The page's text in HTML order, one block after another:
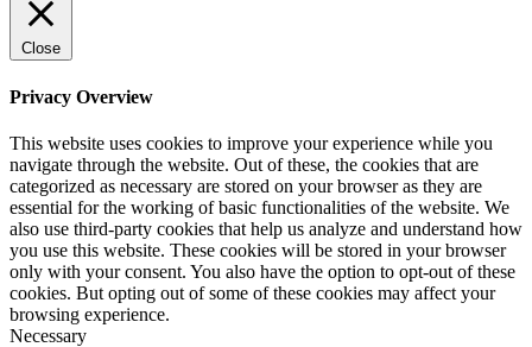
Close
Privacy Overview
This website uses cookies to improve your experience while you
navigate through the website. Out of these, the cookies that are
categorized as necessary are stored on your browser as they are
essential for the working of basic functionalities of the website. We
also use third-party cookies that help us analyze and understand how
you use this website. These cookies will be stored in your browser
only with your consent. You also have the option to opt-out of these
cookies. But opting out of some of these cookies may affect your
browsing experience.
Necessary